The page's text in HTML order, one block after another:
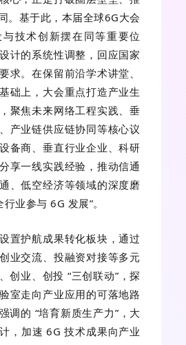
。基于此，本届全球6G大会
技术创新摆在同等重要位
计的系统性调整，回应国家
求。在保留前沿学术讲堂、
础上，大会重点打造产业生
聚焦未来网络工程实践、垂
产业链供应链协同等核心议
备商、垂直行业企业、科研
享一线实践经验，推动信通
、低空经济等领域的深度磨
业参与 6G 发展”。
置护航成果转化板块，通过
业交流、投融资对接等多元
创业、创投 “三创联动”，探
室走向产业应用的可落地路
调的 “培育新质生产力”，大
，加速 6G 技术成果向产业